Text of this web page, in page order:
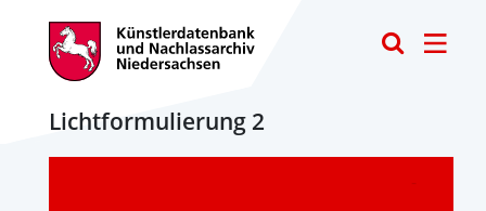
Lichtformulierung 2
-